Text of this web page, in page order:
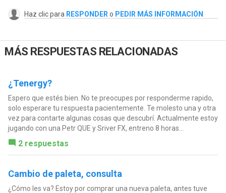
Haz clic para RESPONDER o PEDIR MÁS INFORMACIÓN
MÁS RESPUESTAS RELACIONADAS
¿Tenergy?
Espero que estés bien. No te preocupes por responderme rapido,
solo esperare tu respuesta pacientemente. Te molesto una y otra
vez para contarte algunas cosas que descubrí. Actualmente estoy
jugando con una Petr QUE y Sriver FX, entreno 8 horas...
2 respuestas
Cambio de paleta, consulta
¿Cómo les va? Estoy por comprar una nueva paleta, antes tuve